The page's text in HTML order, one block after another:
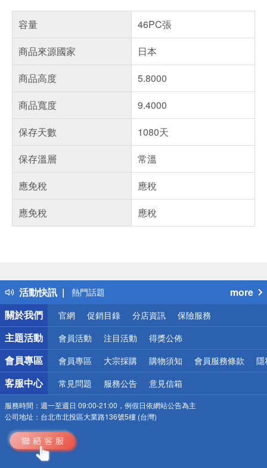
容量
46PC張
商品來源國家
日本
商品高度
5.8000
商品寬度
9.4000
保存天數
1080天
保存溫層
常溫
應免稅
應稅
應免稅
應稅
活動快訊
得獎公告
熱門話題
銀行優惠
偏遠地區配送
詐騙網頁！請小心！
more
關於我們
官網 促銷目錄 分店資訊 保險服務
主題活動 會員活動 注目活動 得獎公佈
會員專區 會員專區 大宗採購 購物須知 會員服務條款 隱
客服中心 常見問題 服務公告 意見信箱
服務時間： 週一至週日 09:00-21:00，例假日依網站公告為主
公司地址： 台北市北投區大業路136號5樓 (台灣)